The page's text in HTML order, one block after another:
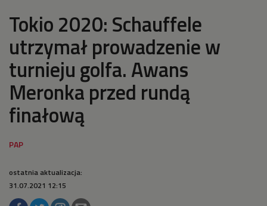
Tokio 2020: Schauffele
utrzymał prowadzenie w
turnieju golfa. Awans
Meronka przed rundą
finałową
ostatnia aktualizacja:
31.07.2021 12:15